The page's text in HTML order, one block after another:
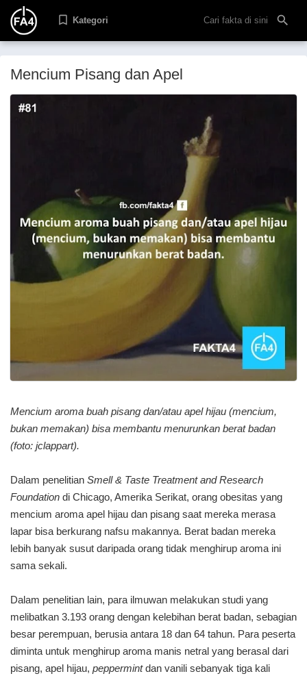
Kategori
Mencium Pisang dan Apel
Mencium aroma buah pisang dan/atau apel hijau (mencium,
bukan memakan) bisa membantu menurunkan berat badan
(foto: jclappart).
Dalam penelitian Smell & Taste Treatment and Research
Foundation di Chicago, Amerika Serikat, orang obesitas yang
mencium aroma apel hijau dan pisang saat mereka merasa
lapar bisa berkurang nafsu makannya. Berat badan mereka
lebih banyak susut daripada orang tidak menghirup aroma ini
sama sekali.
Dalam penelitian lain, para ilmuwan melakukan studi yang
melibatkan 3.193 orang dengan kelebihan berat badan, sebagian
besar perempuan, berusia antara 18 dan 64 tahun. Para peserta
diminta untuk menghirup aroma manis netral yang berasal dari
pisang, apel hijau, peppermintdan vanili sebanyak tiga kali